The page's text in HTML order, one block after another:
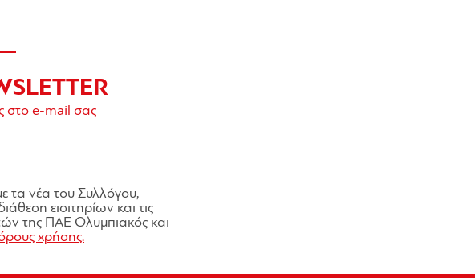
στο e-mail σας
τα νέα του Συλλόγου,
εισιτηρίων και τις
της ΠΑΕ Ολυμπιακός και
χρήσης.